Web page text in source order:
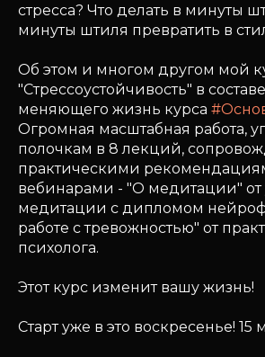
стресса? Что делать в минуты
минуты штиля превратить в
Об этом и многом другом мой
"Стрессоустойчивость" в
меняющего жизнь курса
Огромная масштабная работа,
полочкам в 8 лекций,
практическими
вебинарами - "О медитации" от
медитации с дипломом
работе с тревожностью" от
психолога.
Этот курс изменит вашу жизнь!
Старт уже в это воскресенье! 15